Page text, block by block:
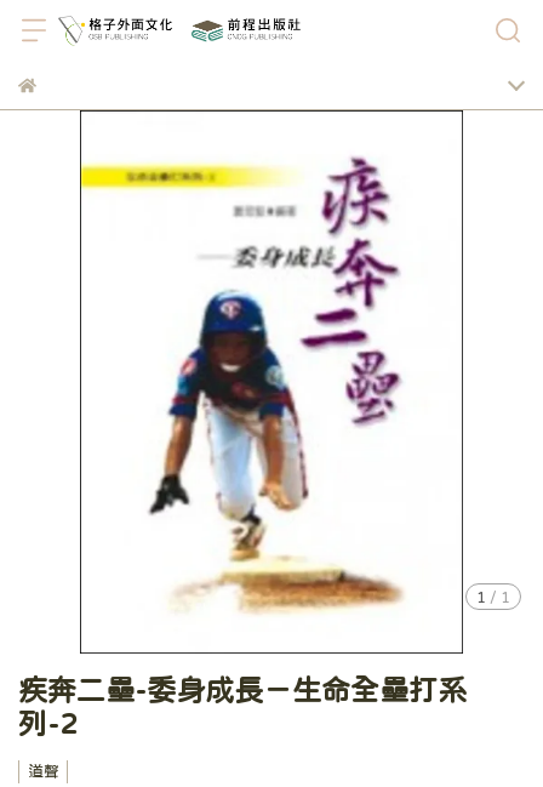
1 / 1
疾奔二壘-委身成長－生命全壘打系
列-2
道聲